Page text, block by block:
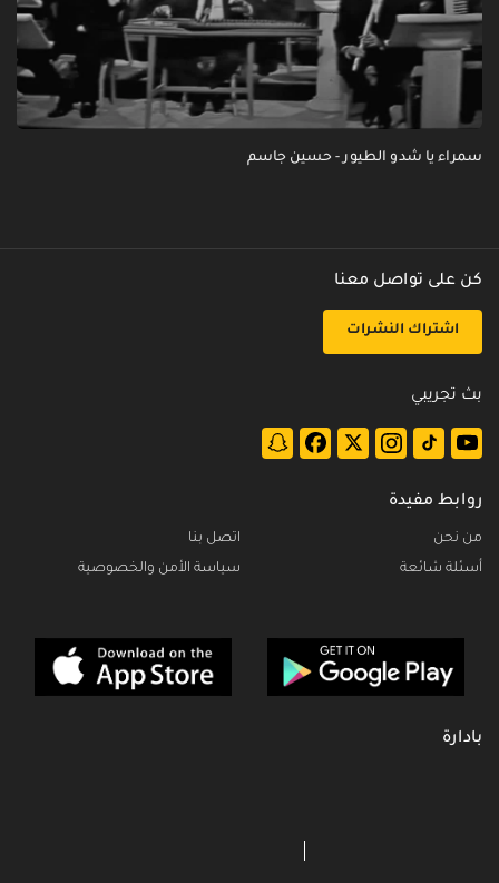
سمراء يا شدو الطيور - حسين جاسم
كن على تواصل معنا
اشتراك النشرات
بث تجريبي
روابط مفيدة
من نحن
أسئلة شائعة
اتصل بنا
سياسة الأمن والخصوصية
بادارة